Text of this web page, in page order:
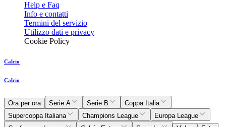
Help e Faq
Info e contatti
Termini del servizio
Utilizzo dati e privacy
Cookie Policy
Calcio
Calcio
Ora per ora Serie A Serie B
Coppa Italia
Supercoppa Italiana
Champions League
Europa League